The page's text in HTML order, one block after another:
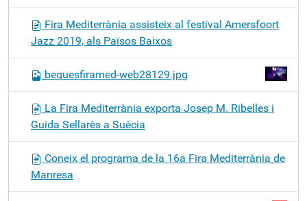
Fira Mediterrània assisteix al festival Amersfoort
Jazz 2019, als Països Baixos
bequesfiramed-web28129.jpg
La Fira Mediterrània exporta Josep M. Ribelles i
Guida Sellarès a Suècia
Coneix el programa de la 16a Fira Mediterrània de
Manresa